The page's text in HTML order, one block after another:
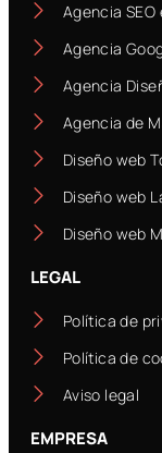
Agencia
Agencia
Agencia
Agencia de
Diseño web
Diseño web
Diseño web
LEGAL
Política de
Política de
Aviso legal
EMPRESA